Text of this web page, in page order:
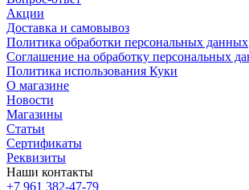
Акции
Доставка и самовывоз
Политика обработки персональных данных
Соглашение на обработку персональных
Политика использования Куки
О магазине
Новости
Магазины
Статьи
Сертификаты
Реквизиты
Наши контакты
+7 961 382-47-79